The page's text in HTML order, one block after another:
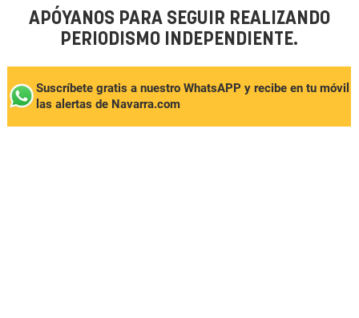
APÓYANOS PARA SEGUIR REALIZANDO
PERIODISMO INDEPENDIENTE.
Suscríbete gratis a nuestro WhatsAPP y recibe en tu móvil
las alertas de Navarra.com